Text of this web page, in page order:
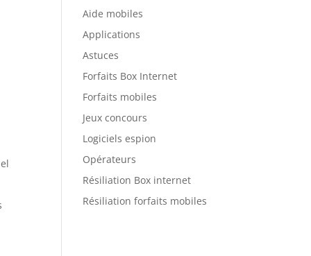
Aide mobiles
Applications
Astuces
Forfaits Box Internet
Forfaits mobiles
Jeux concours
Logiciels espion
Opérateurs
Résiliation Box internet
Résiliation forfaits mobiles